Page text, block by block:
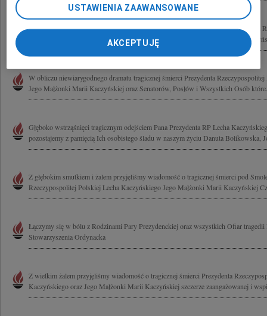
Z wielkim smutkiem i żalem żegnamy zmarłych 10 kwietnia 2010 roku Prezydenta
Kaczyńskiego i Jego Żonę Pierwszą Damę Rzeczypospolitej Polskiej Marię
W obliczu niewiarygodnego dramatu tragicznej śmierci Prezydenta
Jego Małżonki Marii Kaczyńskiej oraz Senatorów, Posłów i Wszystkich Osób
Głęboko wstrząśnięci tragicznym odejściem Pana Prezydenta RP Lecha
pozostajemy z pamięcią Ich osobistego śladu w naszym życiu Danuta Bolikowska,
Z głębokim smutkiem i żalem przyjęliśmy wiadomość o tragicznej śmierci pod
Rzeczypospolitej Polskiej Lecha Kaczyńskiego Jego Małżonki Marii Kaczyńskiej
Łączymy się w bólu z Rodzinami Pary Prezydenckiej oraz wszystkich Ofiar tragedii
Stowarzyszenia Ordynacka
Z wielkim żalem przyjęliśmy wiadomość o tragicznej śmierci Prezydenta
Kaczyńskiego oraz Jego Małżonki Marii Kaczyńskiej szczerze zaangażowanej i
USTAWIENIA ZAAWANSOWANE
AKCEPTUJĘ